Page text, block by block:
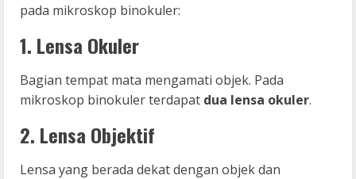
pada mikroskop binokuler:
1. Lensa Okuler
Bagian tempat mata mengamati objek. Pada
mikroskop binokuler terdapat dua lensa okuler.
2. Lensa Objektif
Lensa yang berada dekat dengan objek dan